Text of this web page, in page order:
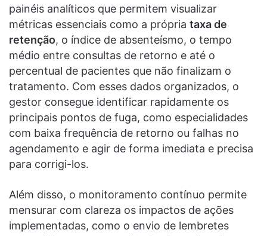
painéis analíticos que permitem visualizar
métricas essenciais como a própria taxa de
retenção, o índice de absenteísmo, o tempo
médio entre consultas de retorno e até o
percentual de pacientes que não finalizam o
tratamento. Com esses dados organizados, o
gestor consegue identificar rapidamente os
principais pontos de fuga, como especialidades
com baixa frequência de retorno ou falhas no
agendamento e agir de forma imediata e precisa
para corrigi-los.
Além disso, o monitoramento contínuo permite
mensurar com clareza os impactos de ações
implementadas, como o envio de lembretes